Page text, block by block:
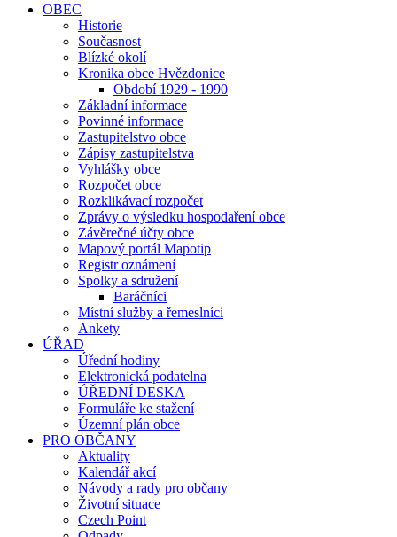
OBEC
Historie
Současnost
Blízké okolí
Kronika obce Hvězdonice
Období 1929 - 1990
Základní informace
Povinné informace
Zastupitelstvo obce
Zápisy zastupitelstva
Vyhlášky obce
Rozpočet obce
Rozklikávací rozpočet
Zprávy o výsledku hospodaření obce
Závěrečné účty obce
Mapový portál Mapotip
Registr oznámení
Spolky a sdružení
Baráčníci
Místní služby a řemeslníci
Ankety
ÚŘAD
Úřední hodiny
Elektronická podatelna
ÚŘEDNÍ DESKA
Formuláře ke stažení
Územní plán obce
PRO OBČANY
Aktuality
Kalendář akcí
Návody a rady pro občany
Životní situace
Czech Point